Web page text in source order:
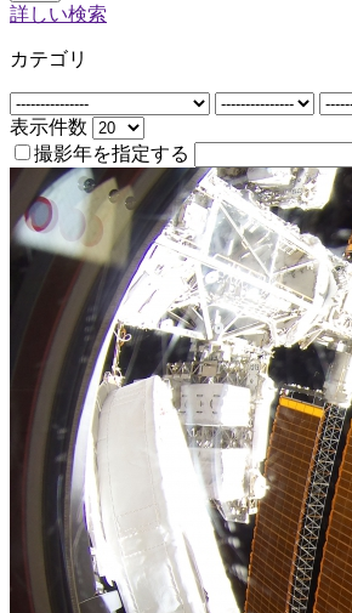
詳しい検索
カテゴリ
表示件数
撮影年を指定する